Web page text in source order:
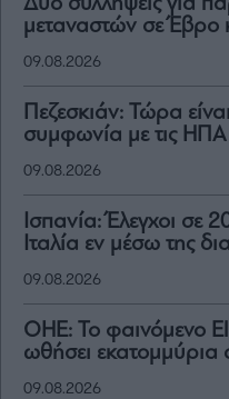
μεταναστών σε Έβρο
09.08.2026
Πεζεσκιάν: Τώρα
συμφωνία με τις ΗΠΑ
09.08.2026
Ισπανία: Έλεγχοι σε
Ιταλία εν μέσω της
09.08.2026
ΟΗΕ: Το φαινόμενο
ωθήσει εκατομμύρια
09.08.2026